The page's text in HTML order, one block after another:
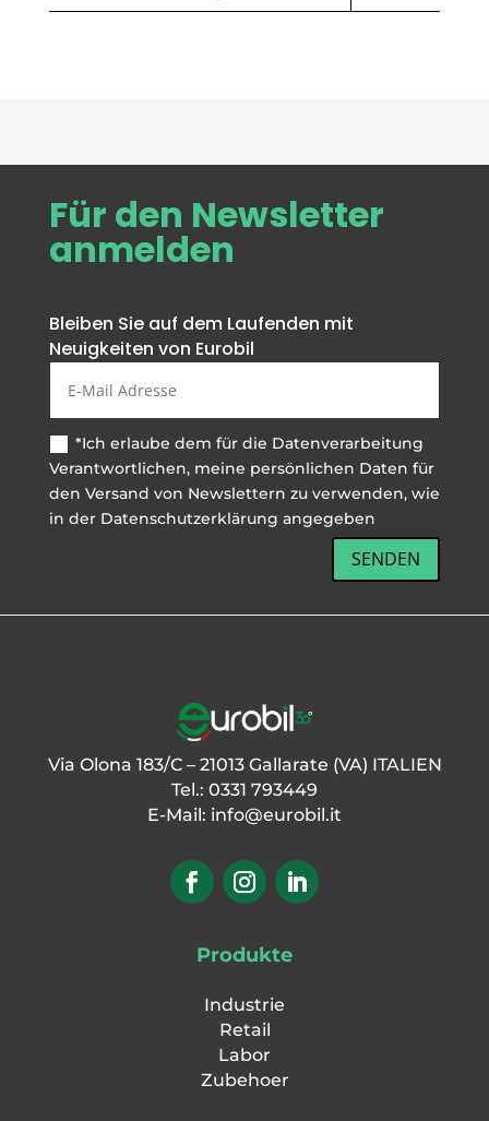
Für den Newsletter
anmelden
Bleiben Sie auf dem Laufenden mit
Neuigkeiten von Eurobil
*Ich erlaube dem für die Datenverarbeitung
Verantwortlichen, meine persönlichen Daten für
den Versand von Newslettern zu verwenden, wie
in der Datenschutzerklärung angegeben
SENDEN
Via Olona 183/C – 21013 Gallarate (VA) ITALIEN
Tel.: 0331 793449
E-Mail: info@eurobil.it
Produkte
Industrie
Retail
Labor
Zubehoer